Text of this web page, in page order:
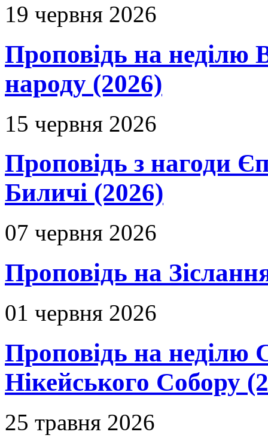
19 червня 2026
Проповідь на неділю
народу (2026)
15 червня 2026
Проповідь з нагоди
Биличі (2026)
07 червня 2026
Проповідь на
01 червня 2026
Проповідь на неділю
Нікейського Собору
25 травня 2026